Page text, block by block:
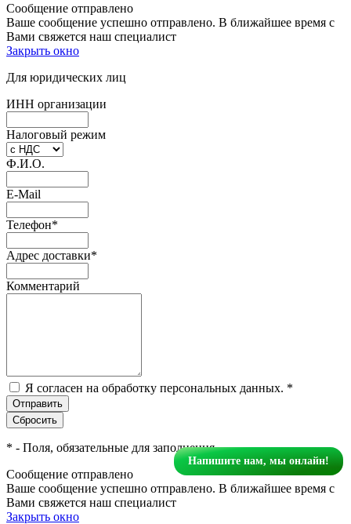
Сообщение отправлено
Ваше сообщение успешно отправлено. В ближайшее время с
Вами свяжется наш специалист
Закрыть окно
Для юридических лиц
ИНН организации
Налоговый режим
Ф.И.О.
E-Mail
Телефон*
Адрес доставки*
Комментарий
Я согласен на обработку персональных данных. *
* - Поля, обязательные для заполнения
Сообщение отправлено
Ваше сообщение успешно отправлено. В ближайшее время с
Вами свяжется наш специалист
Закрыть окно
Напишите нам, мы онлайн!